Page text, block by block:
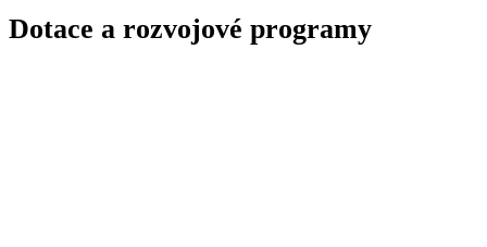
Dotace a rozvojové programy